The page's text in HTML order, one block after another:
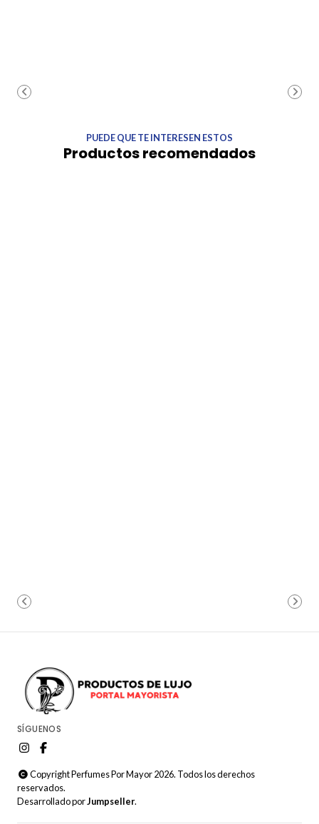
PUEDE QUE TE INTERESEN ESTOS
Productos recomendados
SÍGUENOS
Copyright Perfumes Por Mayor 2026. Todos los derechos
reservados.
Desarrollado porJumpseller.